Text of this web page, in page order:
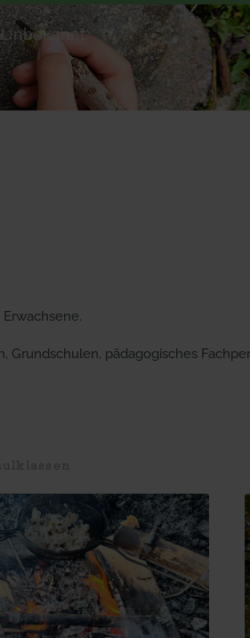
Unbekannt
pädagogisches